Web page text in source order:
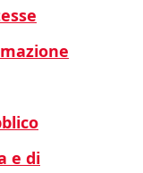
e di